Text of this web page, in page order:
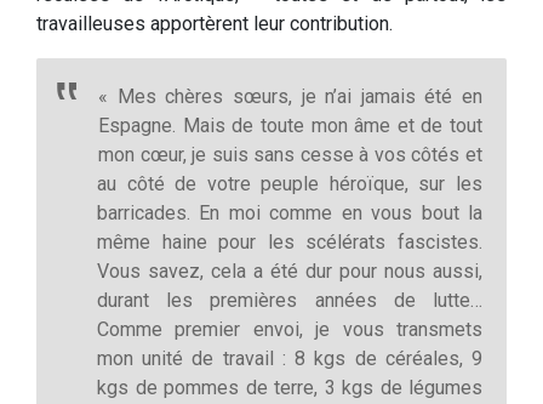
travailleuses apportèrent leur contribution.
« Mes chères sœurs, je n’ai jamais été en
Espagne. Mais de toute mon âme et de tout
mon cœur, je suis sans cesse à vos côtés et
au côté de votre peuple héroïque, sur les
barricades. En moi comme en vous bout la
même haine pour les scélérats fascistes.
Vous savez, cela a été dur pour nous aussi,
durant les premières années de lutte…
Comme premier envoi, je vous transmets
mon unité de travail : 8 kgs de céréales, 9
kgs de pommes de terre, 3 kgs de légumes